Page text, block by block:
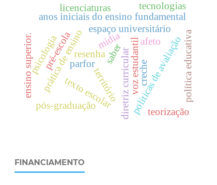
resenha
territóriodiretriz curricular
prática de ensinotexto escolar políticas de avaliação
espaço universitário
pós-graduação
saber
anos iniciais do ensino fundamental
política educativa
mídia
licenciaturas
parfor voz estudantil
pré-escola
creche
psicologia
e
n
s
i
n
o
s
u
p
e
r
i
o
r
.
tecnologias
teorização
afeto
FINANCIAMENTO